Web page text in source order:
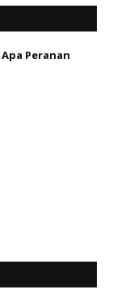
Peranan